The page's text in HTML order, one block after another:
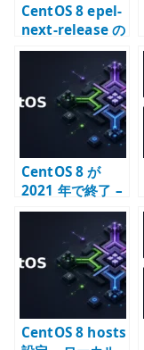
CentOS 8 epel-
next-release の
位置づけ
CentOS 8 が
2021 年で終了 –
CentOS Stream
への転換点
CentOS 8 hosts